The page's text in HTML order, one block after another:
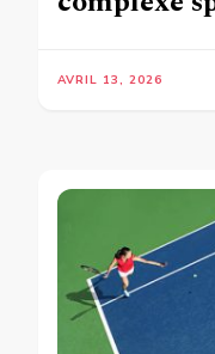
AVRIL 13, 2026